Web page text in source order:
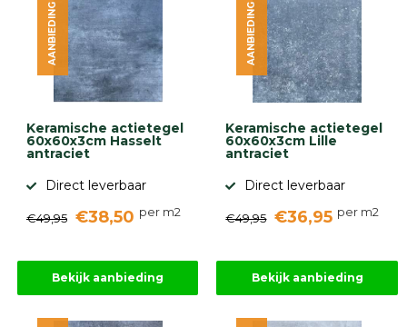
gebaseerd
Keramische actietegel
60x60x3cm Hasselt
antraciet
Direct leverbaar
€49,95 €38,50 per m2
AANBIEDING
Bekijk aanbieding
Keramische actietegel
60x60x3cm Lille
antraciet
Direct leverbaar
€49,95 €36,95 per m2
AANBIEDING
Bekijk aanbieding